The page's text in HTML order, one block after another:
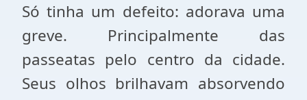
Só tinha um defeito: adorava uma
greve. Principalmente das
passeatas pelo centro da cidade.
Seus olhos brilhavam absorvendo